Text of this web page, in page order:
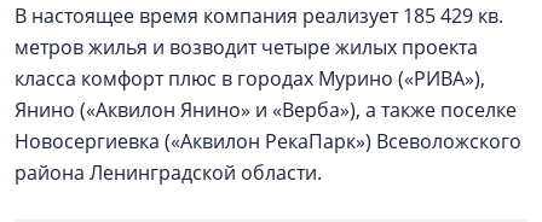
В настоящее время компания реализует 185 429 кв.
метров жилья и возводит четыре жилых проекта
класса комфорт плюс в городах Мурино («РИВА»),
Янино («Аквилон Янино» и «Верба»), а также поселке
Новосергиевка («Аквилон РекаПарк») Всеволожского
района Ленинградской области.